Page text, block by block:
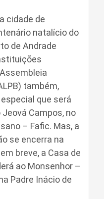
cidade de
natalício do
de Andrade
também,
que será
Campos, no
– Fafic. Mas, a
se encerra na
breve, a Casa de
ao Monsenhor –
Padre Inácio de